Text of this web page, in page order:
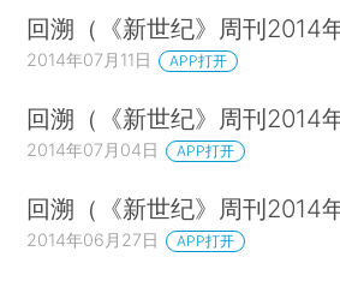
回溯（《新世纪》周刊2014
2014年07月11日 APP打开
回溯（《新世纪》周刊2014
2014年07月04日 APP打开
回溯（《新世纪》周刊2014
2014年06月27日 APP打开